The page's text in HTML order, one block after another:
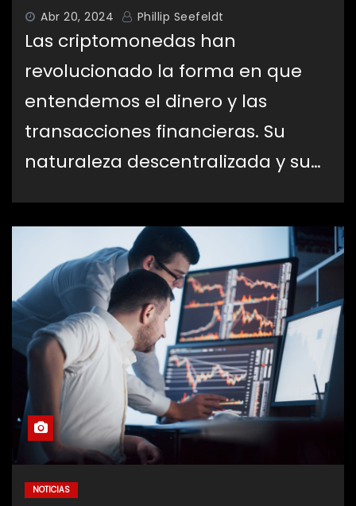
Abr 20, 2024 Phillip Seefeldt
Las criptomonedas han
revolucionado la forma en que
entendemos el dinero y las
transacciones financieras. Su
naturaleza descentralizada y su…
NOTICIAS